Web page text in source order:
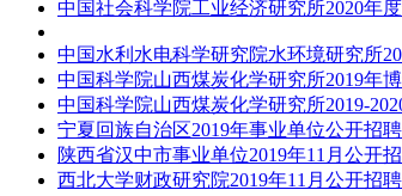
中国社会科学院工业经济研究所2020年
中国水利水电科学研究院水环境研究所
中国科学院山西煤炭化学研究所2019年
中国科学院山西煤炭化学研究所2019-
宁夏回族自治区2019年事业单位公开招
陕西省汉中市事业单位2019年11月公开
西北大学财政研究院2019年11月公开招